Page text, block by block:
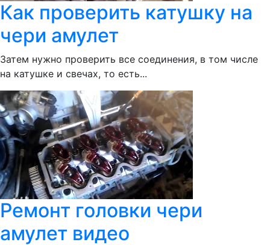
Как проверить катушку на
чери амулет
Затем нужно проверить все соединения, в том числе
на катушке и свечах, то есть...
Ремонт головки чери
амулет видео